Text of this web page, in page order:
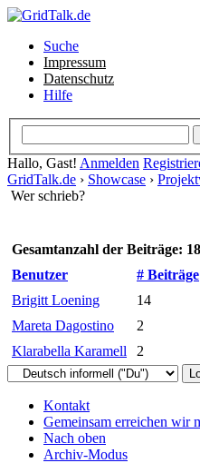
Suche
Impressum
Datenschutz
Hilfe
Hallo, Gast! Anmelden
GridTalk.de › Showcase ›
Wer schrieb?
Gesamtanzahl der Beiträge: 18
Benutzer
# Beiträge
Brigitt Loening
14
Mareta Dagostino
2
Klarabella Karamell
2
Kontakt
Gemeinsam erreichen wir
Nach oben
Archiv-Modus